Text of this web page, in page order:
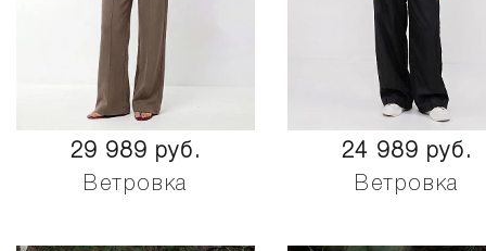
29 989 руб.
Ветровка
24 989 руб.
Ветровка